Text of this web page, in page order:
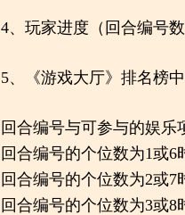
4、玩家进度（回合编号
5、《游戏大厅》排名榜
回合编号与可参与的娱
回合编号的个位数为1或
回合编号的个位数为2或
回合编号的个位数为3或